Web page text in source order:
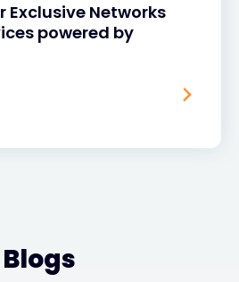
Exclusive Networks
powered by
Blogs